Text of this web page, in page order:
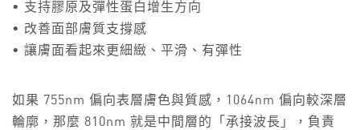
• 支持膠原及彈性蛋白增生方向
• 改善面部膚質支撐感
• 讓膚面看起來更細緻、平滑、有彈性
如果 755nm 偏向表層膚色與質感，1064nm 偏向較深層
輪廓，那麼 810nm 就是中間層的「承接波長」，負責